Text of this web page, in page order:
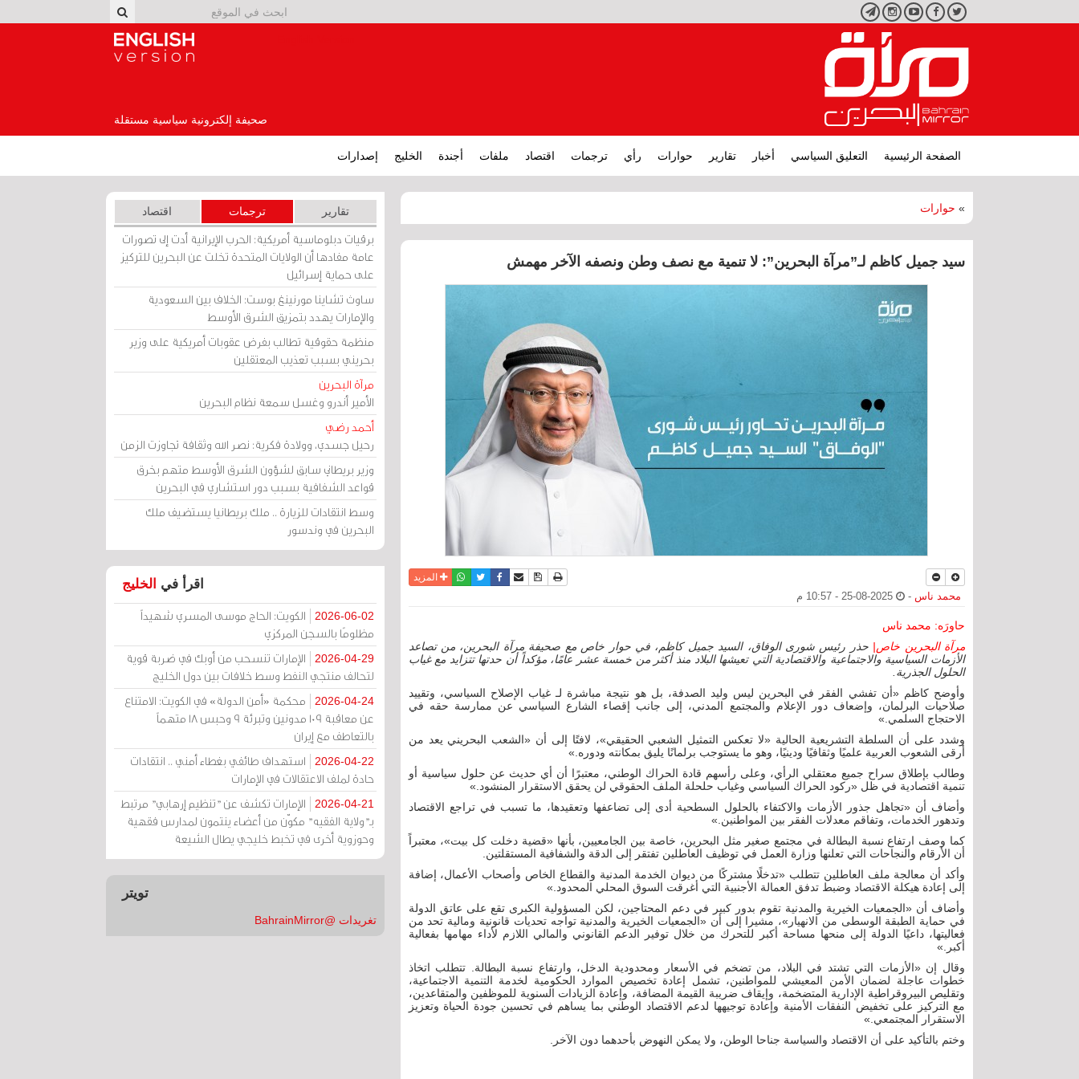
تويتر فيسبوكيوتيوبانستجرامتليجرام
صحيفة إلكترونية سياسية مستقلة
الصفحة الرئيسية التعليق السياسي أخبار تقارير حوارات رأي ترجمات اقتصاد ملفات أجندة الخليج إصدارات
» حوارات
سيد جميل كاظم لـ”مرآة البحرين”: لا تنمية مع نصف وطن ونصفه الآخر مهمش
نسخة للطباعة
حفظ الموضوع
أرسل الى صديق
فيسبوكتويترواتسابالمزيد
محمد ناس -
حاورَه: محمد ناس
مرآة البحرين خاص| حذر رئيس شورى الوفاق، السيد جميل كاظم، في حوار خاص مع صحيفة مرآة البحرين، من تصاعد
الأزمات السياسية والاجتماعية والاقتصادية التي تعيشها البلاد منذ أكثر من خمسة عشر عامًا، مؤكداً أن حدتها تتزايد مع غياب
الحلول الجذرية.
وأوضح كاظم «أن تفشي الفقر في البحرين ليس وليد الصدفة، بل هو نتيجة مباشرة لـ غياب الإصلاح السياسي، وتقييد
صلاحيات البرلمان، وإضعاف دور الإعلام والمجتمع المدني، إلى جانب إقصاء الشارع السياسي عن ممارسة حقه في
الاحتجاج السلمي.»
وشدد على أن السلطة التشريعية الحالية «لا تعكس التمثيل الشعبي الحقيقي»، لافتًا إلى أن «الشعب البحريني يعد من
أرقى الشعوب العربية علميًا وثقافيًا ودينيًا، وهو ما يستوجب برلمانًا يليق بمكانته ودوره.»
وطالب بإطلاق سراح جميع معتقلي الرأي، وعلى رأسهم قادة الحراك الوطني، معتبرًا أن أي حديث عن حلول سياسية أو
تنمية اقتصادية في ظل «ركود الحراك السياسي وغياب حلحلة الملف الحقوقي لن يحقق الاستقرار المنشود.»
وأضاف أن «تجاهل جذور الأزمات والاكتفاء بالحلول السطحية أدى إلى تضاعفها وتعقيدها، ما تسبب في تراجع الاقتصاد
وتدهور الخدمات، وتفاقم معدلات الفقر بين المواطنين.»
كما وصف ارتفاع نسبة البطالة في مجتمع صغير مثل البحرين، خاصة بين الجامعيين، بأنها «قضية دخلت كل بيت»، معتبراً
أن الأرقام والنجاحات التي تعلنها وزارة العمل في توظيف العاطلين تفتقر إلى الدقة والشفافية المستقلتين.
وأكد أن معالجة ملف العاطلين تتطلب «تدخلًا مشتركًا من ديوان الخدمة المدنية والقطاع الخاص وأصحاب الأعمال، إضافة
إلى إعادة هيكلة الاقتصاد وضبط تدفق العمالة الأجنبية التي أغرقت السوق المحلي المحدود.»
وأضاف أن «الجمعيات الخيرية والمدنية تقوم بدور كبير في دعم المحتاجين، لكن المسؤولية الكبرى تقع على عاتق الدولة
في حماية الطبقة الوسطى من الانهيار»، مشيرا إلى أن «الجمعيات الخيرية والمدنية تواجه تحديات قانونية ومالية تحد من
فعاليتها، داعيًا الدولة إلى منحها مساحة أكبر للتحرك من خلال توفير الدعم القانوني والمالي اللازم لأداء مهامها بفعالية
أكبر.»
وقال إن «الأزمات التي تشتد في البلاد، من تضخم في الأسعار ومحدودية الدخل، وارتفاع نسبة البطالة. تتطلب اتخاذ
خطوات عاجلة لضمان الأمن المعيشي للمواطنين، تشمل إعادة تخصيص الموارد الحكومية لخدمة التنمية الاجتماعية،
وتقليص البيروقراطية الإدارية المتضخمة، وإيقاف ضريبة القيمة المضافة، وإعادة الزيادات السنوية للموظفين والمتقاعدين،
مع التركيز على تخفيض النفقات الأمنية وإعادة توجيهها لدعم الاقتصاد الوطني بما يساهم في تحسين جودة الحياة وتعزيز
الاستقرار المجتمعي.»
وختم بالتأكيد على أن الاقتصاد والسياسة جناحا الوطن، ولا يمكن النهوض بأحدهما دون الآخر.
تقارير ترجمات اقتصاد
برقيات دبلوماسية أمريكية: الحرب الإيرانية أدت إلى تصورات
عامة مفادها أن الولايات المتحدة تخلت عن البحرين للتركيز
على حماية إسرائيل
ساوث تشاينا مورنينغ بوست: الخلاف بين السعودية
والإمارات يهدد بتمزيق الشرق الأوسط
منظمة حقوقية تطالب بفرض عقوبات أمريكية على وزير
بحريني بسبب تعذيب المعتقلين
مرآة البحرين
الأمير أندرو وغسل سمعة نظام البحرين
أحمد رضي
رحيل جسدي، وولادة فكرية: نصر الله وثقافة تجاوزت الزمن
وزير بريطاني سابق لشؤون الشرق الأوسط متهم بخرق
قواعد الشفافية بسبب دور استشاري في البحرين
وسط انتقادات للزيارة .. ملك بريطانيا يستضيف ملك
البحرين في وندسور
اقرأ في الخليج
2026-06-02
الكويت: الحاج موسى المسري شهيداً
مظلومًا بالسجن المركزي
2026-04-29
الإمارات تنسحب من أوبك في ضربة قوية
لتحالف منتجي النفط وسط خلافات بين دول الخليج
2026-04-24
محكمة «أمن الدولة» في الكويت: الامتناع
عن معاقبة 109 مدونين وتبرئة 9 وحبس 18 متهماً
بالتعاطف مع إيران
2026-04-22
استهداف طائفي بغطاء أمني .. انتقادات
حادة لملف الاعتقالات في الإمارات
2026-04-21
الإمارات تكشف عن "تنظيم إرهابي" مرتبط
بـ"ولاية الفقيه" مكوّن من أعضاء ينتمون لمدارس فقهية
وحوزوية أخرى في تخبط خليجي يطال الشيعة
تويتر
تغريدات @BahrainMirror